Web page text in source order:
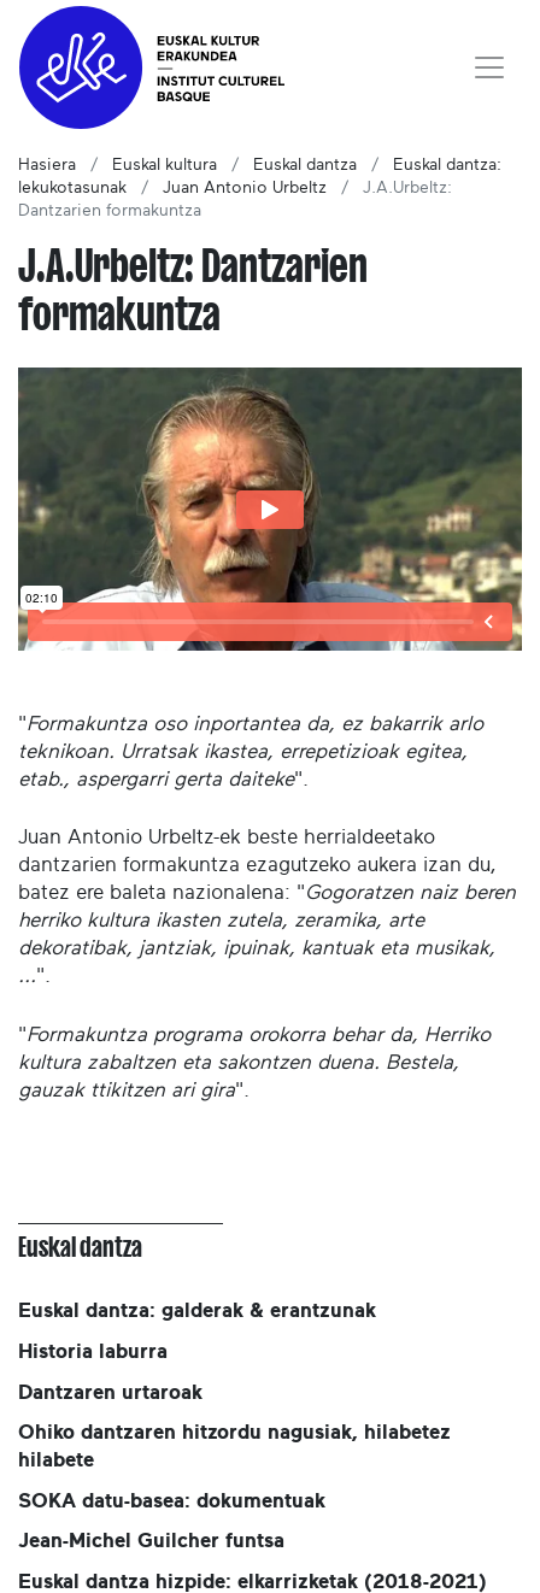
Hasiera Euskal kultura Euskal dantza
Euskal dantza:
lekukotasunak
Juan Antonio Urbeltz
J.A.Urbeltz:
Dantzarien formakuntza
J.A.Urbeltz: Dantzarien
formakuntza
"Formakuntza oso inportantea da, ez bakarrik arlo
teknikoan. Urratsak ikastea, errepetizioak egitea,
etab., aspergarri gerta daiteke".
Juan Antonio Urbeltz-ek beste herrialdeetako
dantzarien formakuntza ezagutzeko aukera izan du,
batez ere baleta nazionalena: "Gogoratzen naiz beren
herriko kultura ikasten zutela, zeramika, arte
dekoratibak, jantziak, ipuinak, kantuak eta musikak,
...".
"Formakuntza programa orokorra behar da, Herriko
kultura zabaltzen eta sakontzen duena. Bestela,
gauzak ttikitzen ari gira".
Euskal dantza
Euskal dantza: galderak & erantzunak
Historia laburra
Dantzaren urtaroak
Ohiko dantzaren hitzordu nagusiak, hilabetez
hilabete
SOKA datu-basea: dokumentuak
Jean-Michel Guilcher funtsa
Euskal dantza hizpide: elkarrizketak (2018-2021)